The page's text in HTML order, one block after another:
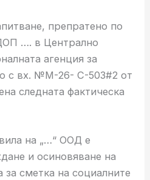
препратено по
…. в Централно
агенция за
с вх. №М-26- С-503#2 от
следната фактическа
на „…“ ООД е
и осиновяване на
сметка на социалните